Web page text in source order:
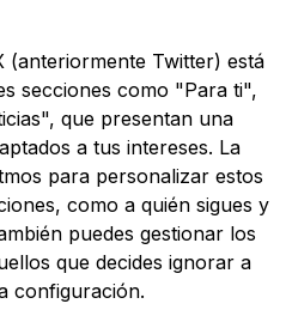
(anteriormente Twitter) está
secciones como "Para ti",
que presentan una
a tus intereses. La
para personalizar estos
como a quién sigues y
puedes gestionar los
que decides ignorar a
configuración.